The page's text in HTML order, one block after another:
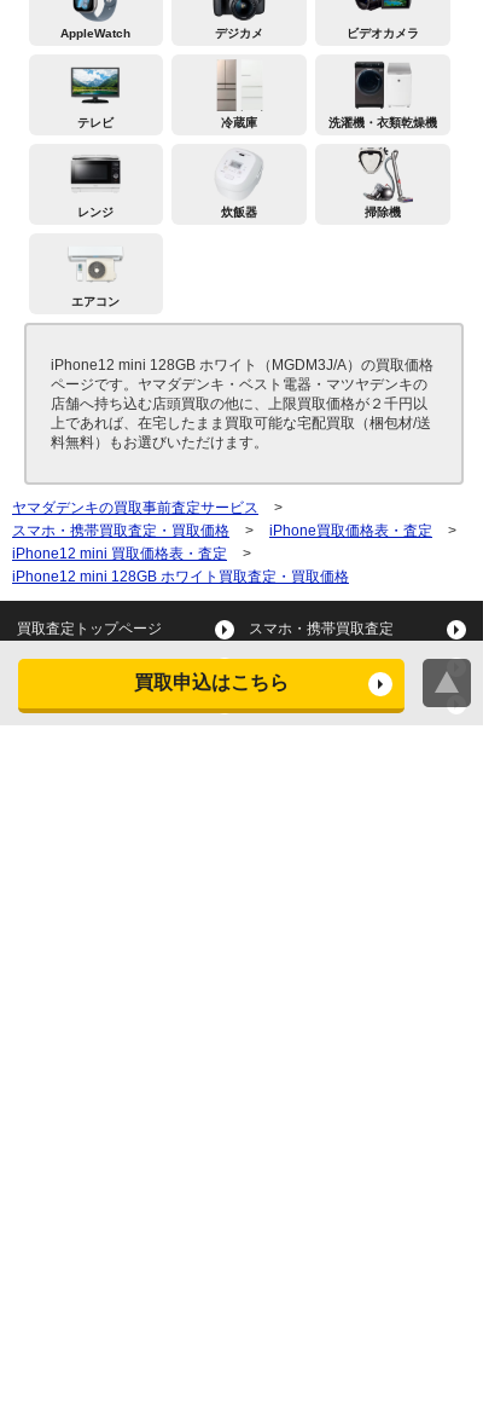
買取申込はこちら
AppleWatch デジカメ ビデオカメラ
テレビ 冷蔵庫 洗濯機・衣類乾燥機
レンジ 炊飯器 掃除機
エアコン
iPhone12 mini 128GB ホワイト（MGDM3J/A）の買取価格
ページです。ヤマダデンキ・ベスト電器・マツヤデンキの
店舗へ持ち込む店頭買取の他に、上限買取価格が２千円以
上であれば、在宅したまま買取可能な宅配買取（梱包材/送
料無料）もお選びいただけます。
ヤマダデンキの買取事前査定サービス
>
スマホ・携帯買取査定・買取価格
> iPhone買取価格表・査定
>
iPhone12 mini 買取価格表・査定
>
iPhone12 mini 128GB ホワイト買取査定・買取価格
買取査定トップページ スマホ・携帯買取査定
タブレット買取査定
スマートウォッチ買取査定